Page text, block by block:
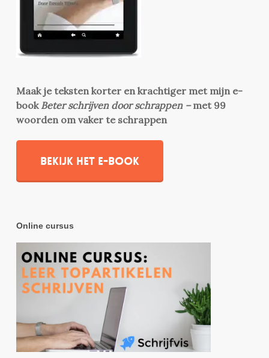
Maak je teksten korter en krachtiger met mijn e-
book Beter schrijven door schrappen –met 99
woorden om vaker te schrappen
Bekijk het e-book
Online cursus